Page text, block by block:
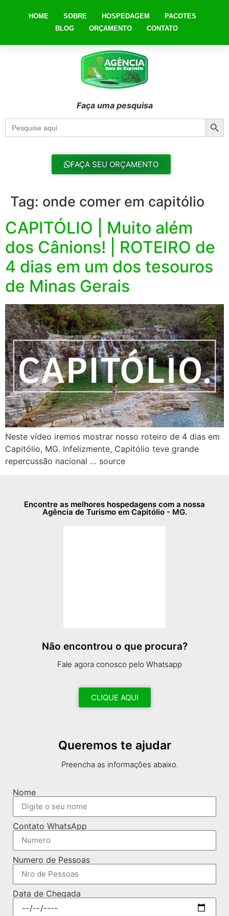
HOME SOBRE HOSPEDAGEM
PACOTES
BLOG
ORÇAMENTO CONTATO
Faça uma pesquisa
Search
for:
FAÇA SEU ORÇAMENTO
Tag: onde comer em capitólio
CAPITÓLIO | Muito além
dos Cânions! | ROTEIRO de
4 dias em um dos tesouros
de Minas Gerais
Neste vídeo iremos mostrar nosso roteiro de 4 dias em
Capitólio, MG. Infelizmente, Capitólio teve grande
repercussão nacional … source
Encontre as melhores hospedagens com a nossa
Agência de Turismo em Capitólio - MG.
Não encontrou o que procura?
Fale agora conosco pelo Whatsapp
CLIQUE AQUI
Queremos te ajudar
Preencha as informações abaixo.
Nome
Contato WhatsApp
Numero de Pessoas
Data de Chegada